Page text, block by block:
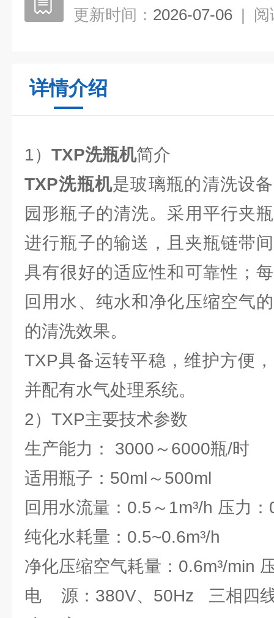
更新时间： 2026-07-06 | 阅
详情介绍
1） TXP洗瓶机简介
TXP洗瓶机是玻璃瓶的清洗设
园形瓶子的清洗。采用平行夹
进行瓶子的输送，且夹瓶链带
具有很好的适应性和可靠性；
回用水、纯水和净化压缩空气
的清洗效果。
TXP具备运转平稳，维护方便
并配有水气处理系统。
2）TXP主要技术参数
生产能力： 3000～6000瓶/时
适用瓶子：50ml～500ml
回用水流量：0.5～1m³/h 压力
纯化水耗量：0.5~0.6m³/h
净化压缩空气耗量：0.6m³/min
电 源：380V、50Hz 三相四